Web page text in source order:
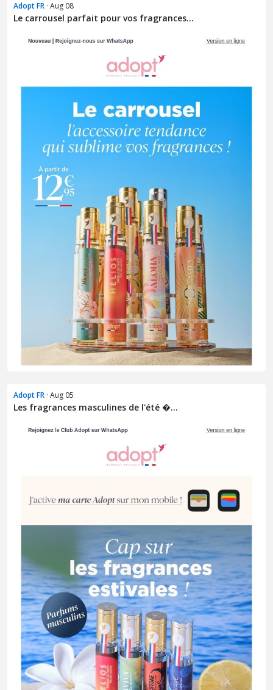
Adopt FR · Aug 08
Le carrousel parfait pour vos fragrances...
Adopt FR · Aug 05
Les fragrances masculines de l'été �...